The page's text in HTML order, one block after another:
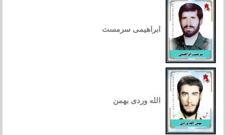
ابراهیمی سرمست
الله وردی بهمن